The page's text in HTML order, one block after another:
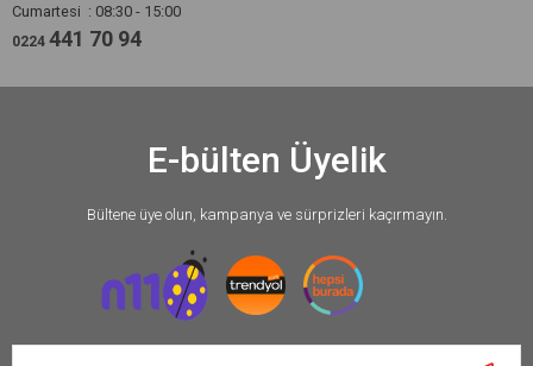
Cumartesi : 08:30 - 15:00
0224 441 70 94
E-bülten Üyelik
Bültene üye olun, kampanya ve sürprizleri kaçırmayın.